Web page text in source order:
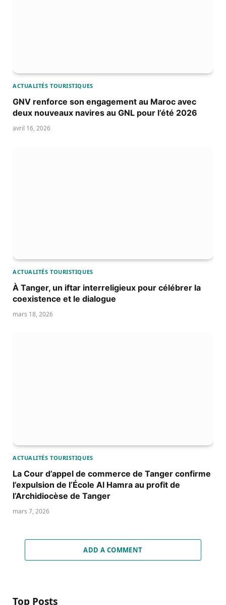
ACTUALITÉS TOURISTIQUES
GNV renforce son engagement au Maroc avec
deux nouveaux navires au GNL pour l’été 2026
avril 16, 2026
ACTUALITÉS TOURISTIQUES
À Tanger, un iftar interreligieux pour célébrer la
coexistence et le dialogue
mars 18, 2026
ACTUALITÉS TOURISTIQUES
La Cour d’appel de commerce de Tanger confirme
l’expulsion de l’École Al Hamra au profit de
l’Archidiocèse de Tanger
mars 7, 2026
ADD A COMMENT
Top Posts